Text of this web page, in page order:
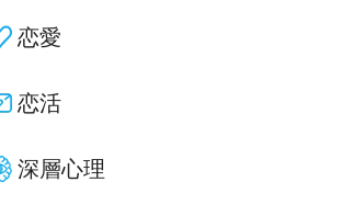
恋愛
恋活
深層心理